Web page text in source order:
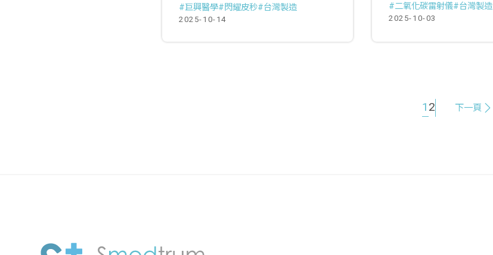
#巨興醫學#閃耀皮秒#台灣製造
2025-10-14
#二氧化碳雷射儀#台灣製造
2025-10-03
1 2 下一頁